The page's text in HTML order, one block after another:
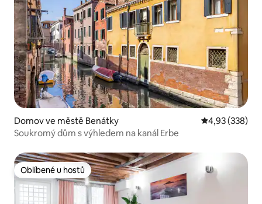
Domov ve městě Benátky Průměrné
4,93 (338)
Soukromý dům s výhledem na kanál Erbe
Oblíbené u hostů
Oblíbené u hostů